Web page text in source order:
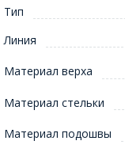
Тип
Линия
Материал верха
Материал стельки
Материал подошвы